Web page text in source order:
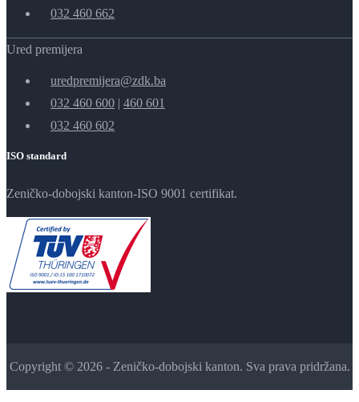
032 460 662
Ured premijera
uredpremijera@zdk.ba
032 460 600 | 460 601
032 460 602
ISO standard
Zeničko-dobojski kanton-ISO 9001 certifikat.
Copyright © 2026 - Zeničko-dobojski kanton. Sva prava pridržana.